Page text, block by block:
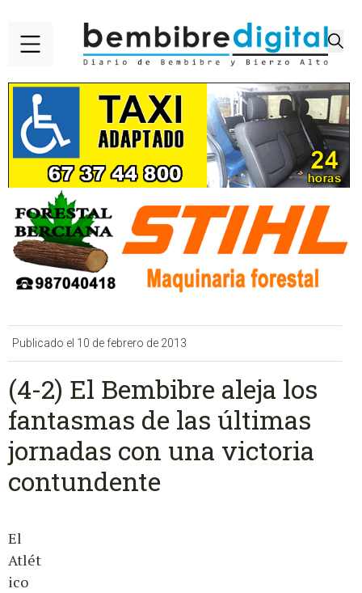
Publicado el 10 de febrero de 2013
(4-2) El Bembibre aleja los
fantasmas de las últimas
jornadas con una victoria
contundente
El
Atlét
ico